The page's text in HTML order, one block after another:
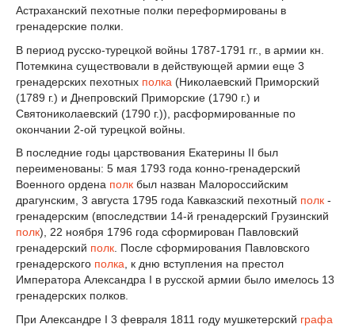
Астраханский пехотные полки переформированы в
гренадерские полки.
В период русско-турецкой войны 1787-1791 гг., в армии кн.
Потемкина существовали в действующей армии еще 3
гренадерских пехотных полка (Николаевский Приморский
(1789 г.) и Днепровский Приморские (1790 г.) и
Святониколаевский (1790 г.)), расформированные по
окончании 2-ой турецкой войны.
В последние годы царствования Екатерины II был
переименованы: 5 мая 1793 года конно-гренадерский
Военного ордена полк был назван Малороссийским
драгунским, 3 августа 1795 года Кавказский пехотный полк -
гренадерским (впоследствии 14-й гренадерский Грузинский
полк), 22 ноября 1796 года сформирован Павловский
гренадерский полк. После сформирования Павловского
гренадерского полка, к дню вступления на престол
Императора Александра I в русской армии было имелось 13
гренадерских полков.
При Александре I 3 февраля 1811 году мушкетерский графа